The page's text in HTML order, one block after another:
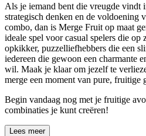
Als je iemand bent die vreugde vindt
strategisch denken en de voldoening
combo, dan is Merge Fruit op maat
ideale spel voor casual spelers die op
opkikker, puzzelliefhebbers die een
iedereen die gewoon een charmante
wil. Maak je klaar om jezelf te
merge een moment van pure, fruitige
Begin vandaag nog met je fruitige
combinaties je kunt creëren!
Lees meer